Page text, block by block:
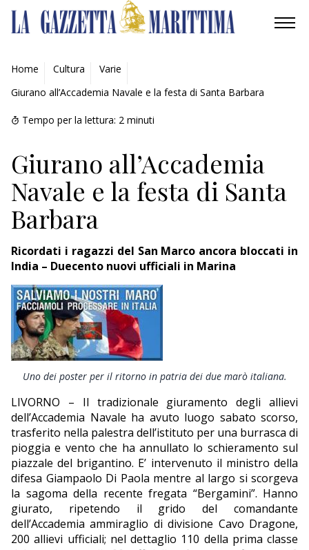
AMBIENTE
MOBILITÀ
INDUSTRIA
RICERCA
ECONOMIA
TURISMO
CULTURA
NAUTICA
EDITORIALI
Home Cultura
Varie
Giurano all’Accademia Navale e la festa di Santa Barbara
Tempo per la lettura: 2 minuti
Giurano all’Accademia
Navale e la festa di Santa
Barbara
Ricordati i ragazzi del San Marco ancora bloccati in
India – Duecento nuovi ufficiali in Marina
Uno dei poster per il ritorno in patria dei due marò italiana.
LIVORNO – Il tradizionale giuramento degli allievi
dell’Accademia Navale ha avuto luogo sabato scorso,
trasferito nella palestra dell’istituto per una burrasca di
pioggia e vento che ha annullato lo schieramento sul
piazzale del brigantino. E’ intervenuto il ministro della
difesa Giampaolo Di Paola mentre al largo si scorgeva
la sagoma della recente fregata “Bergamini”. Hanno
giurato, ripetendo il grido del comandante
dell’Accademia ammiraglio di divisione Cavo Dragone,
200 allievi ufficiali; nel dettaglio 110 della prima classe